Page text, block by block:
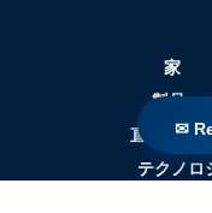
家
製品
直接改造
テクノロ
✉
✉